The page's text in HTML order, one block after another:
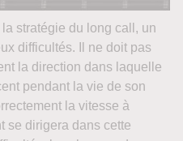
stratégie du long call, un
difficultés. Il ne doit pas
la direction dans laquelle
pendant la vie de son
la vitesse à
se dirigera dans cette